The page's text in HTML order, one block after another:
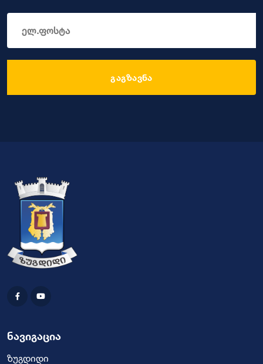
გაგზავნა
ნავიგაცია
ზუგდიდი